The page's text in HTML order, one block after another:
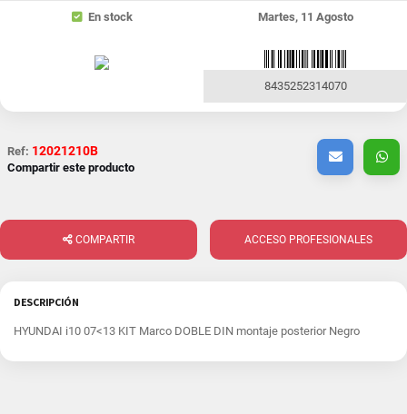
En stock Martes, 11 Agosto
8435252314070
Ref: 12021210B
Compartir este producto
COMPARTIR ACCESO PROFESIONALES
DESCRIPCIÓN
HYUNDAI i10 07<13 KIT Marco DOBLE DIN montaje posterior Negro